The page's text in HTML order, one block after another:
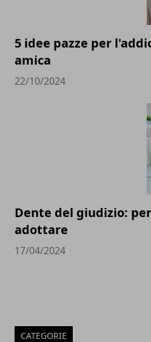
5 idee pazze per
amica
22/10/2024
Dente del giudizio:
adottare
17/04/2024
CATEGORIE